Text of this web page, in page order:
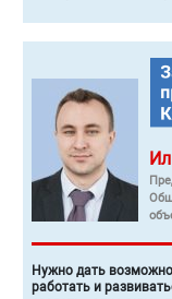
Нужно дать
работать и